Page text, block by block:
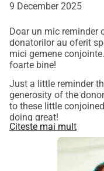
9 December 2025
Doar un mic reminder
donatorilor au oferit
mici gemene
foarte bine!
Just a little reminder
generosity of the
to these little
doing great!
Citeste mai mult